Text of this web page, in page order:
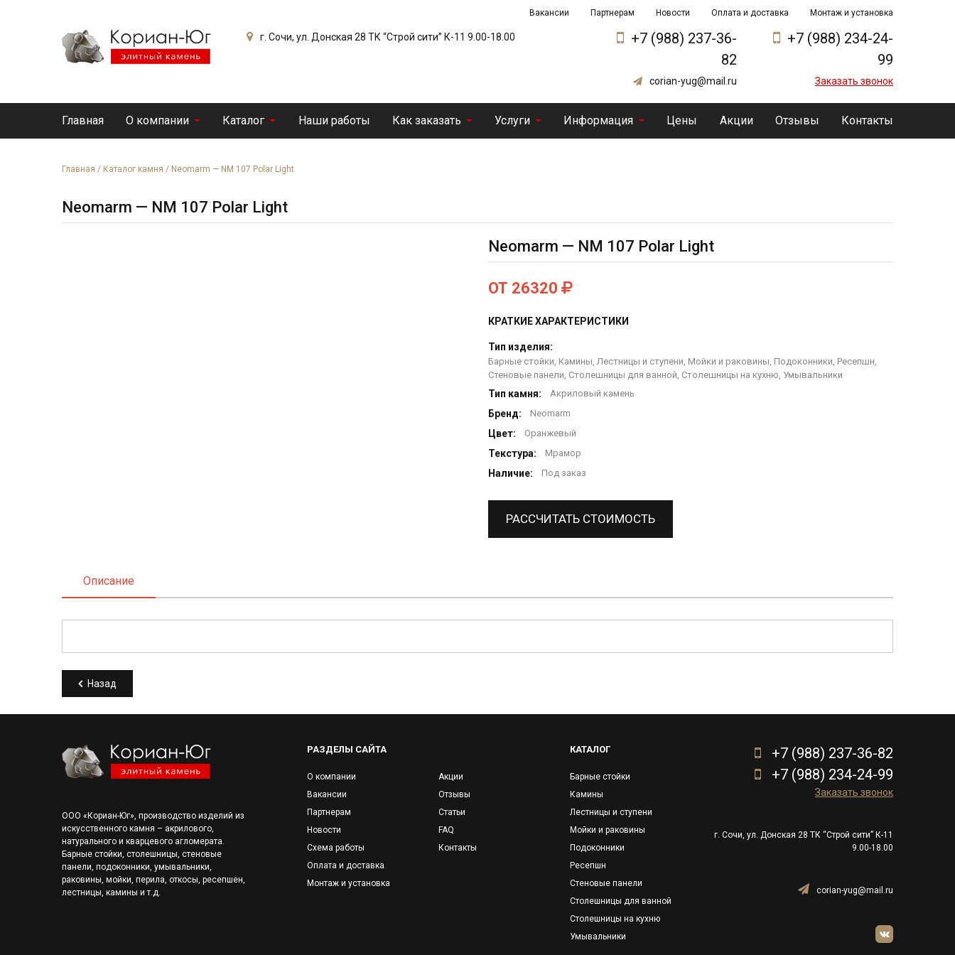
Вакансии Партнерам Новости Оплата и доставка Монтаж и установка
г. Сочи, ул. Донская 28 ТК “Строй сити” К-11 9.00-18.00
+7 (988) 237-36-
82
corian-yug@mail.ru
+7 (988) 234-24-
99
Заказать звонок
Главная О компании Каталог Наши работы Как заказать Услуги Информация Цены Акции Отзывы Контакты
Главная / Каталог камня / Neomarm — NM 107 Polar Light
Neomarm — NM 107 Polar Light
Neomarm — NM 107 Polar Light
ОТ 26320
КРАТКИЕ ХАРАКТЕРИСТИКИ
Тип изделия:
Барные стойки, Камины, Лестницы и ступени, Мойки и раковины, Подоконники, Ресепшн,
Стеновые панели, Столешницы для ванной, Столешницы на кухню, Умывальники
Тип камня: Акриловый камень
Бренд: Neomarm
Цвет: Оранжевый
Текстура: Мрамор
Наличие: Под заказ
РАССЧИТАТЬ СТОИМОСТЬ
Описание
Назад
ООО «Кориан-Юг», производство изделий из
искусственного камня – акрилового,
натурального и кварцевого агломерата.
Барные стойки, столешницы, стеновые
панели, подоконники, умывальники,
раковины, мойки, перила, откосы, ресепшен,
лестницы, камины и т.д.
РАЗДЕЛЫ САЙТА
О компании
Вакансии
Партнерам
Новости
Схема работы
Оплата и доставка
Монтаж и установка
Акции
Отзывы
Статьи
FAQ
Контакты
КАТАЛОГ
Барные стойки
Камины
Лестницы и ступени
Мойки и раковины
Подоконники
Ресепшн
Стеновые панели
Столешницы для ванной
Столешницы на кухню
Умывальники
+7 (988) 237-36-82
+7 (988) 234-24-99
Заказать звонок
г. Сочи, ул. Донская 28 ТК “Строй сити” К-11
9.00-18.00
corian-yug@mail.ru